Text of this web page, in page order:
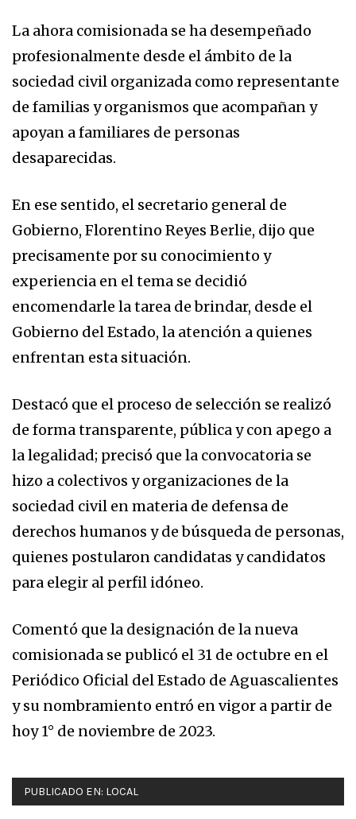
La ahora comisionada se ha desempeñado
profesionalmente desde el ámbito de la
sociedad civil organizada como representante
de familias y organismos que acompañan y
apoyan a familiares de personas
desaparecidas.
En ese sentido, el secretario general de
Gobierno, Florentino Reyes Berlie, dijo que
precisamente por su conocimiento y
experiencia en el tema se decidió
encomendarle la tarea de brindar, desde el
Gobierno del Estado, la atención a quienes
enfrentan esta situación.
Destacó que el proceso de selección se realizó
de forma transparente, pública y con apego a
la legalidad; precisó que la convocatoria se
hizo a colectivos y organizaciones de la
sociedad civil en materia de defensa de
derechos humanos y de búsqueda de personas,
quienes postularon candidatas y candidatos
para elegir al perfil idóneo.
Comentó que la designación de la nueva
comisionada se publicó el 31 de octubre en el
Periódico Oficial del Estado de Aguascalientes
y su nombramiento entró en vigor a partir de
hoy 1° de noviembre de 2023.
PUBLICADO EN: LOCAL